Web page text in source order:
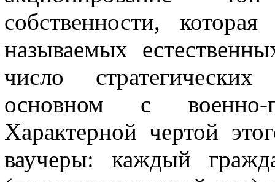
собственности,
называ­емых
число
основном с военно-
Характерной чертой
ваучеры: каждый